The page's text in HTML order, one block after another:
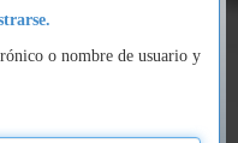
o nombre de usuario y